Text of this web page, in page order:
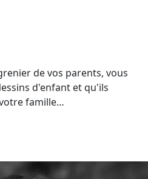
de vos parents, vous
d'enfant et qu'ils
famille…